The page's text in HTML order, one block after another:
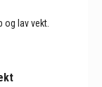
og lav vekt.